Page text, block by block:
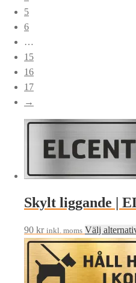
5
6
…
15
16
17
→
Skylt liggande |
90 kr inkl. moms Välj